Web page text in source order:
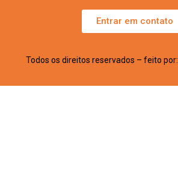
Entrar em contato
Todos os direitos reservados – feito por: